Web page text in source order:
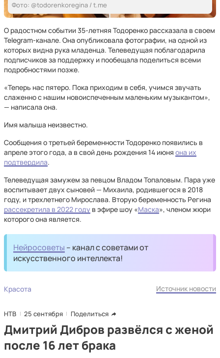
Фото: @todorenkoregina / t.me
О радостном событии 35-летняя Тодоренко рассказала в своем
Telegram-канале. Она опубликовала фотографии, на одной из
которых видна рука младенца. Телеведущая поблагодарила
подписчиков за поддержку и пообещала поделиться всеми
подробностями позже.
«Теперь нас пятеро. Пока приходим в себя, учимся звучать
слаженно с нашим новоиспеченным маленьким музыкантом»,
— написала она.
Имя малыша неизвестно.
Сообщения о третьей беременности Тодоренко появились в
апреле этого года, а в свой день рождения 14 июня она их
подтвердила.
Телеведущая замужем за певцом Владом Топаловым. Пара уже
воспитывает двух сыновей — Михаила, родившегося в 2018
году, и трехлетнего Мирослава. Вторую беременность Регина
рассекретила в 2022 году в эфире шоу «Маска», членом жюри
которого она является.
Нейросоветы – канал с советами от
искусственного интеллекта!
Красота Источник новости
НТВ 25 сентября Поделиться
Дмитрий Дибров развёлся с женой
после 16 лет брака